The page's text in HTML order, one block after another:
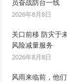
员奋战防台一线
2026年8月8日
关口前移 防灾于
风险减量服务
2026年8月8日
风雨来临前，他